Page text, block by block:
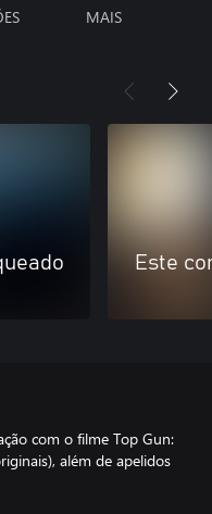
MAIS
Este
com o filme Top Gun:
além de apelidos